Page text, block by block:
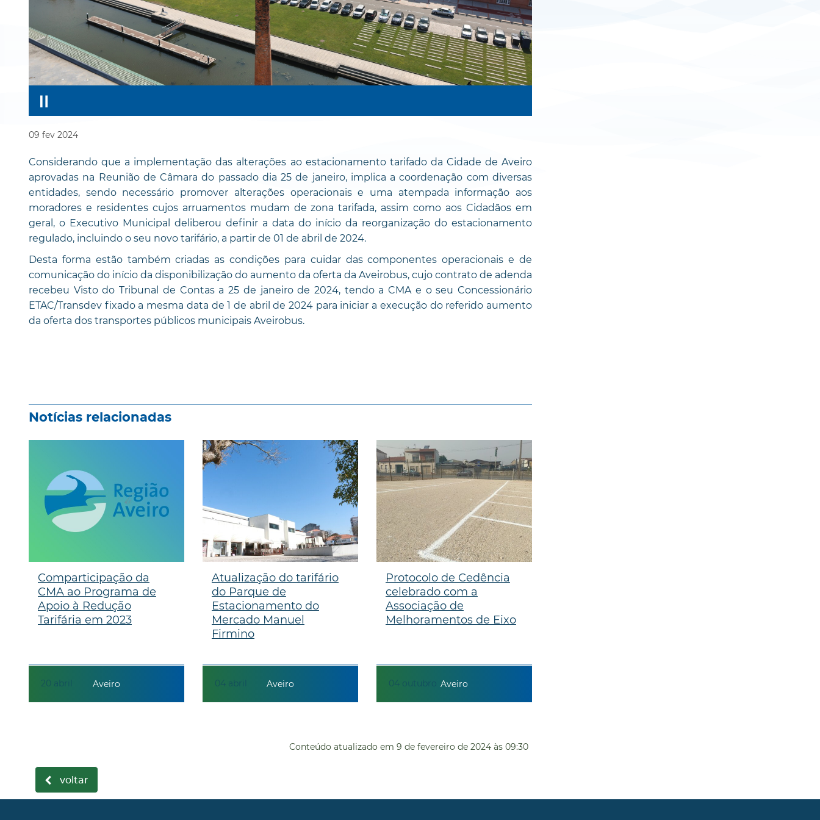
09 fev 2024
Considerando que a implementação das alterações ao estacionamento tarifado da Cidade de Aveiro
aprovadas na Reunião de Câmara do passado dia 25 de janeiro, implica a coordenação com diversas
entidades, sendo necessário promover alterações operacionais e uma atempada informação aos
moradores e residentes cujos arruamentos mudam de zona tarifada, assim como aos Cidadãos em
geral, o Executivo Municipal deliberou definir a data do início da reorganização do estacionamento
regulado, incluindo o seu novo tarifário, a partir de 01 de abril de 2024.
Desta forma estão também criadas as condições para cuidar das componentes operacionais e de
comunicação do início da disponibilização do aumento da oferta da Aveirobus, cujo contrato de adenda
recebeu Visto do Tribunal de Contas a 25 de janeiro de 2024, tendo a CMA e o seu Concessionário
ETAC/Transdev fixado a mesma data de 1 de abril de 2024 para iniciar a execução do referido aumento
da oferta dos transportes públicos municipais Aveirobus.
Notícias relacionadas
20 abril
Comparticipação da
CMA ao Programa de
Apoio à Redução
Tarifária em 2023
Aveiro 04 abril
Atualização do tarifário
do Parque de
Estacionamento do
Mercado Manuel
Firmino
Aveiro 04 outubro
Protocolo de Cedência
celebrado com a
Associação de
Melhoramentos de Eixo
Aveiro
Conteúdo atualizado em 9 de fevereiro de 2024 às 09:30
voltar